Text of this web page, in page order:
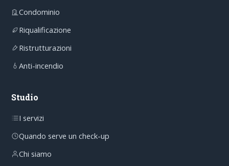
Condominio
Riqualificazione
Ristrutturazioni
Anti-incendio
Studio
I servizi
Quando serve un check-up
Chi siamo